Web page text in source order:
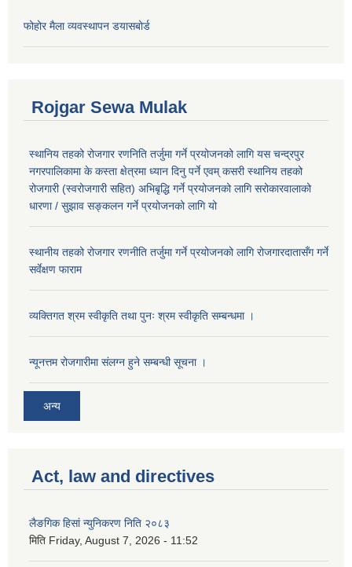
फोहोर मैला व्यवस्थापन डयासबोर्ड
Rojgar Sewa Mulak
स्थानिय तहको रोजगार रणनिति तर्जुमा गर्ने प्रयोजनको लागि यस चन्द्रपुर
नगरपालिकामा के कस्ता क्षेत्रमा ध्यान दिनु पर्ने एवम् कसरी स्थानिय तहको
रोजगारी (स्वरोजगारी सहित) अभिबृद्धि गर्ने प्रयोजनको लागि सरोकारवालाको
धारणा / सुझाव सङ्कलन गर्ने प्रयोजनको लागि यो
स्थानीय तहको रोजगार रणनीति तर्जुमा गर्ने प्रयोजनको लागि रोजगारदातासँग गर्ने
सर्वेक्षण फाराम
व्यक्तिगत श्रम स्वीकृति तथा पुनः श्रम स्वीकृति सम्बन्धमा ।
न्यूनत्तम रोजगारीमा संलग्न हुने सम्बन्धी सूचना ।
अन्य
Act, law and directives
लैङगिक हिसां न्युनिकरण निति २०८३
मिति Friday, August 7, 2026 - 11:52